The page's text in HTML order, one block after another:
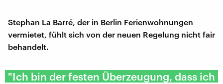
Stephan La Barré, der in Berlin Ferienwohnungen
vermietet, fühlt sich von der neuen Regelung nicht fair
behandelt.
"Ich bin der festen Überzeugung, dass ich